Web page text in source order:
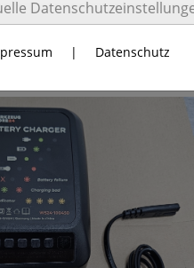
| Datenschutz